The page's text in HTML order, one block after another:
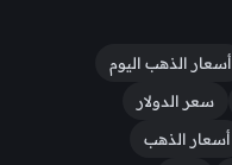
أسعار الذهب اليوم
سعر الدولار
أسعار الذهب